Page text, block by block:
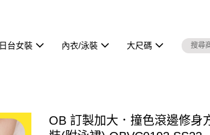
日台女裝 內衣/泳裝 大尺碼
OB 訂製加大．撞色滾邊修身